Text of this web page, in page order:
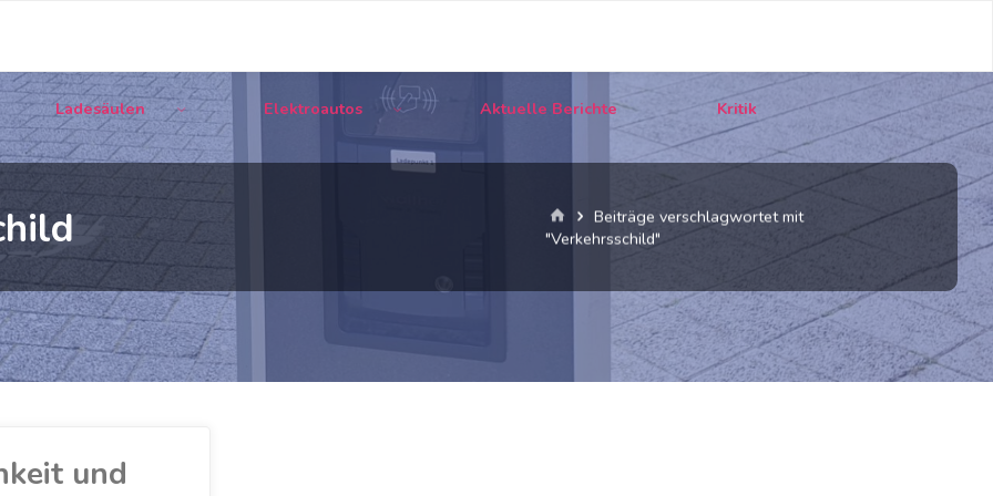
Ladesäulen Elektroautos Aktuelle Berichte Kritik
StartBeiträge verschlagwortet mit
"Verkehrsschild"
und